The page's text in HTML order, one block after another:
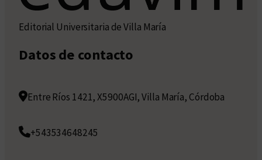
Editorial Universitaria de Villa María
Datos de contacto
Entre Ríos 1421, X5900AGI, Villa María, Córdoba
+543534648245